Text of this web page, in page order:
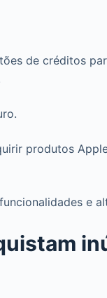
de créditos
produtos
e